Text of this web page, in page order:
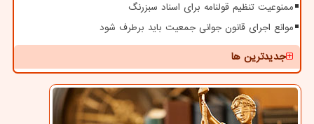
ممنوعیت تنظیم قولنامه برای اسناد سبزرنگ
موانع اجرای قانون جوانی جمعیت باید برطرف شود
جدیدترین ها